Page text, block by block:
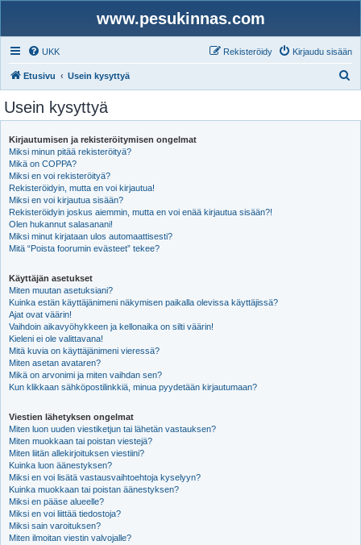
www.pesukinnas.com
UKK Kirjaudu sisään
Rekisteröidy
Etusivu Usein kysyttyä
Usein kysyttyä
Kirjautumisen ja rekisteröitymisen ongelmat
Miksi minun pitää rekisteröityä?
Mikä on COPPA?
Miksi en voi rekisteröityä?
Rekisteröidyin, mutta en voi kirjautua!
Miksi en voi kirjautua sisään?
Rekisteröidyin joskus aiemmin, mutta en voi enää kirjautua sisään?!
Olen hukannut salasanani!
Miksi minut kirjataan ulos automaattisesti?
Mitä “Poista foorumin evästeet” tekee?
Käyttäjän asetukset
Miten muutan asetuksiani?
Kuinka estän käyttäjänimeni näkymisen paikalla olevissa käyttäjissä?
Ajat ovat väärin!
Vaihdoin aikavyöhykkeen ja kellonaika on silti väärin!
Kieleni ei ole valittavana!
Mitä kuvia on käyttäjänimeni vieressä?
Miten asetan avataren?
Mikä on arvonimi ja miten vaihdan sen?
Kun klikkaan sähköpostilinkkiä, minua pyydetään kirjautumaan?
Viestien lähetyksen ongelmat
Miten luon uuden viestiketjun tai lähetän vastauksen?
Miten muokkaan tai poistan viestejä?
Miten liitän allekirjoituksen viestiini?
Kuinka luon äänestyksen?
Miksi en voi lisätä vastausvaihtoehtoja kyselyyn?
Kuinka muokkaan tai poistan äänestyksen?
Miksi en pääse alueelle?
Miksi en voi liittää tiedostoja?
Miksi sain varoituksen?
Miten ilmoitan viestin valvojalle?